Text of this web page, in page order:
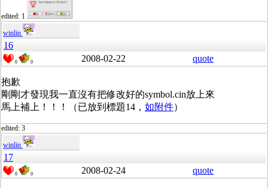
edited: 1
winlin
16
0 0 2008-02-22 quote
抱歉
剛剛才發現我一直沒有把修改好的symbol.cin放上來
馬上補上！！！（已放到標題14， 如附件）
edited: 3
winlin
17
0 0 2008-02-24 quote